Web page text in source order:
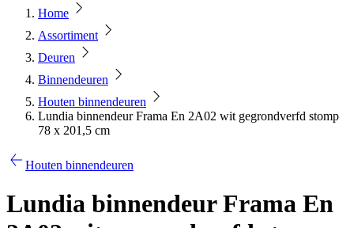
Home
Assortiment
Deuren
Binnendeuren
Houten binnendeuren
Lundia binnendeur Frama En 2A02 wit gegrondverfd stomp
78 x 201,5 cm
Houten binnendeuren
Lundia binnendeur Frama En